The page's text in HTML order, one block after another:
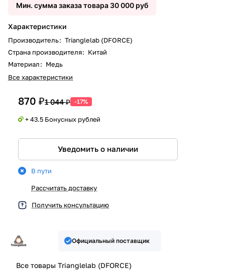
Мин. сумма заказа товара 30 000 руб
Характеристики
Производитель: Trianglelab (DFORCE)
Страна производителя: Китай
Материал: Медь
Все характеристики
870 ₽1 044 ₽ -17%
+ 43.5 Бонусных рублей
Уведомить о наличии
В пути
Рассчитать доставку
Получить консультацию
Официальный поставщик
Все товары Trianglelab (DFORCE)